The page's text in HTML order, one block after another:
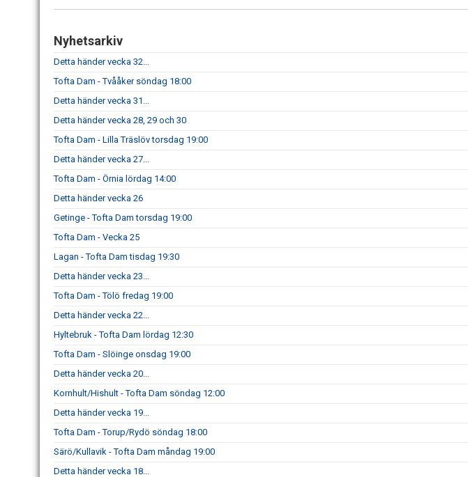
Nyhetsarkiv
Detta händer vecka 32...
Tofta Dam - Tvååker söndag 18:00
Detta händer vecka 31...
Detta händer vecka 28, 29 och 30
Tofta Dam - Lilla Träslöv torsdag 19:00
Detta händer vecka 27...
Tofta Dam - Örnia lördag 14:00
Detta händer vecka 26
Getinge - Tofta Dam torsdag 19:00
Tofta Dam - Vecka 25
Lagan - Tofta Dam tisdag 19:30
Detta händer vecka 23...
Tofta Dam - Tölö fredag 19:00
Detta händer vecka 22...
Hyltebruk - Tofta Dam lördag 12:30
Tofta Dam - Slöinge onsdag 19:00
Detta händer vecka 20...
Kornhult/Hishult - Tofta Dam söndag 12:00
Detta händer vecka 19...
Tofta Dam - Torup/Rydö söndag 18:00
Särö/Kullavik - Tofta Dam måndag 19:00
Detta händer vecka 18...